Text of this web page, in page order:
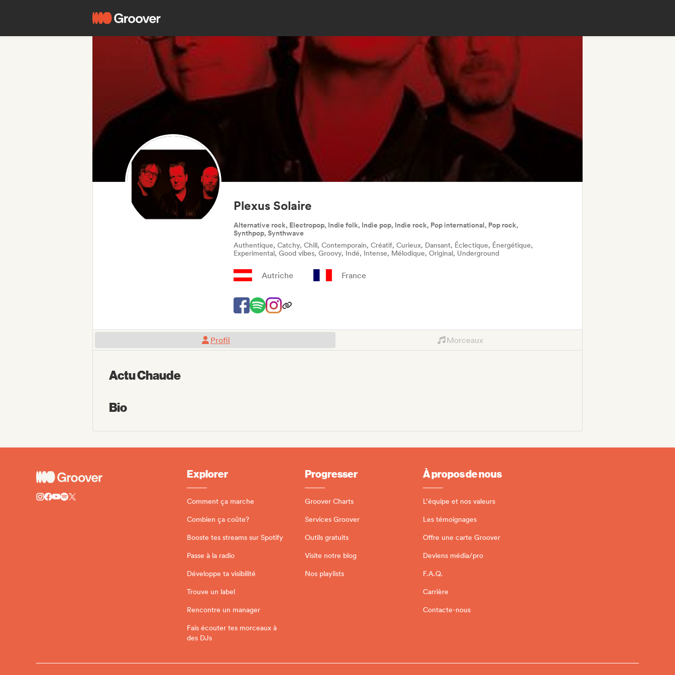
Plexus Solaire
Alternative rock, Electropop, Indie folk, Indie pop, Indie rock, Pop international, Pop rock,
Synthpop, Synthwave
Authentique, Catchy, Chill, Contemporain, Créatif, Curieux, Dansant, Éclectique, Énergétique,
Experimental, Good vibes, Groovy, Indé, Intense, Mélodique, Original, Underground
Autriche France
Profil Morceaux
Actu Chaude
Bio
Explorer
Comment ça marche
Combien ça coûte?
Booste tes streams sur Spotify
Passe à la radio
Développe ta visibilité
Trouve un label
Rencontre un manager
Fais écouter tes morceaux à
des DJs
Progresser
Groover Charts
Services Groover
Outils gratuits
Visite notre blog
Nos playlists
À propos de nous
L’équipe et nos valeurs
Les témoignages
Offre une carte Groover
Deviens média/pro
F.A.Q.
Carrière
Contacte-nous